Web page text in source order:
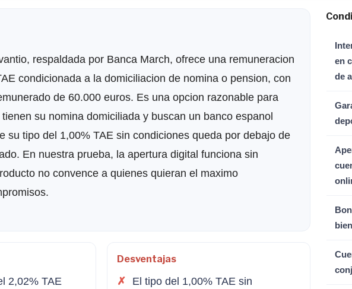
respaldada por Banca March, ofrece una remuneracion
condicionada a la domiciliacion de nomina o pension, con
de 60.000 euros. Es una opcion razonable para
su nomina domiciliada y buscan un banco espanol
su tipo del 1,00% TAE sin condiciones queda por debajo de
En nuestra prueba, la apertura digital funciona sin
no convence a quienes quieran el maximo
2,02% TAE
Desventajas
El tipo del 1,00% TAE sin
en
de